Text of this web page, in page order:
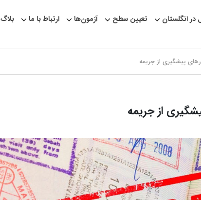
انگلستان تعیین سطح آزمون‌ها ارتباط با ما بلاگ
پیشگیری از جریمه
از جریمه